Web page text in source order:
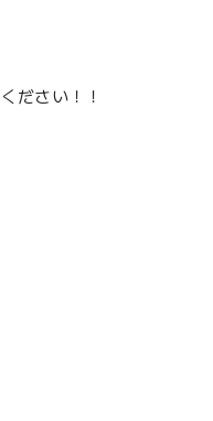
ださい！！